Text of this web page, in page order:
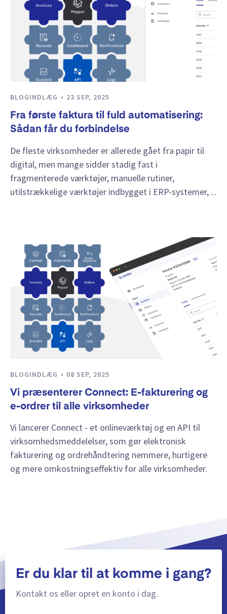
BLOGINDLÆG 23 SEP, 2025
Fra første faktura til fuld automatisering:
Sådan får du forbindelse
De fleste virksomheder er allerede gået fra papir til
digital, men mange sidder stadig fast i
fragmenterede værktøjer, manuelle rutiner,
utilstrækkelige værktøjer indbygget i ERP-systemer, ...
BLOGINDLÆG 08 SEP, 2025
Vi præsenterer Connect: E-fakturering og
e-ordrer til alle virksomheder
Vi lancerer Connect - et onlineværktøj og en API til
virksomhedsmeddelelser, som gør elektronisk
fakturering og ordrehåndtering nemmere, hurtigere
og mere omkostningseffektiv for alle virksomheder.
Er du klar til at komme i gang?
Kontakt os eller opret en konto i dag.